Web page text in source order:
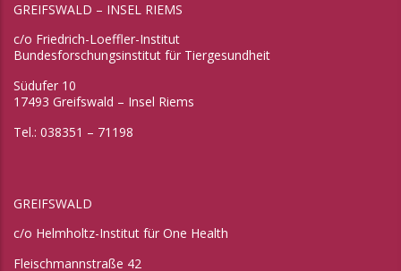
GREIFSWALD – INSEL RIEMS
c/o Friedrich-Loeffler-Institut
Bundesforschungsinstitut für Tiergesundheit
Südufer 10
17493 Greifswald – Insel Riems
Tel.: 038351 – 71198
GREIFSWALD
c/o Helmholtz-Institut für One Health
Fleischmannstraße 42